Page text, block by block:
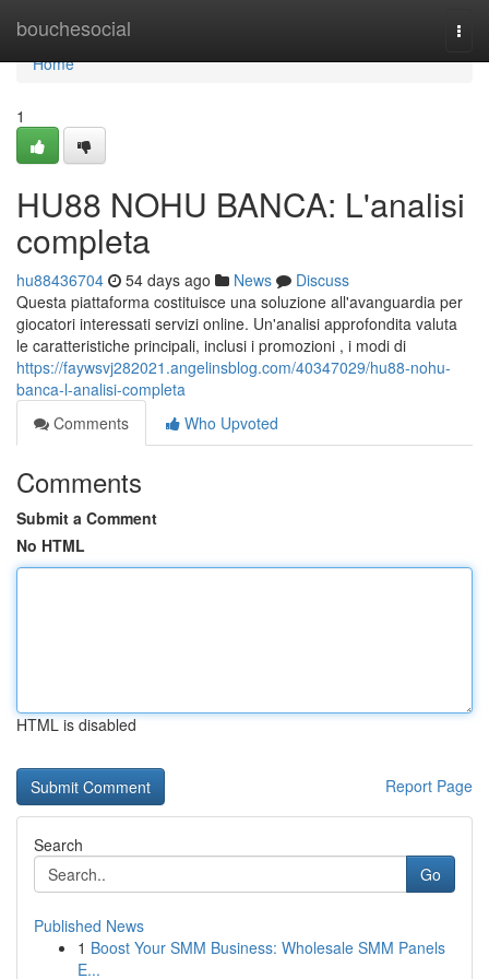
bouchesocial
Home
Home
1
HU88 NOHU BANCA: L'analisi
completa
hu88436704 54 days ago News
Discuss
Questa piattaforma costituisce una soluzione all'avanguardia per
giocatori interessati servizi online. Un'analisi approfondita valuta
le caratteristiche principali, inclusi i promozioni , i modi di
https://faywsvj282021.angelinsblog.com/40347029/hu88-nohu-
banca-l-analisi-completa
Comments
Who Upvoted
Comments
Submit a Comment
No HTML
HTML is disabled
Report Page
Search
Go
Published News
1 Boost Your SMM Business: Wholesale SMM Panels
E...